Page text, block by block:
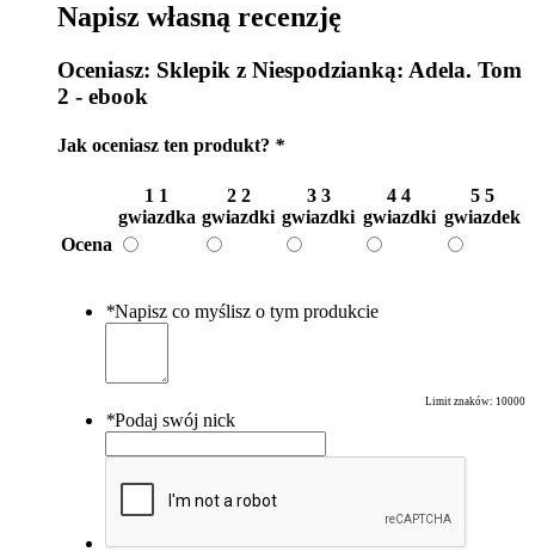
Napisz własną recenzję
Oceniasz: Sklepik z Niespodzianką: Adela. Tom
2 - ebook
Jak oceniasz ten produkt? *
1 1
gwiazdka
2 2
gwiazdki
3 3
gwiazdki
4 4
gwiazdki
5 5
gwiazdek
Ocena
*Napisz co myślisz o tym produkcie
Limit znaków: 10000
*Podaj swój nick